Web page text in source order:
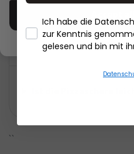
Kann die Pizzaschere
andere Speisen
``
-
Ich habe die
zur Kenntnis
gelesen und bin mit